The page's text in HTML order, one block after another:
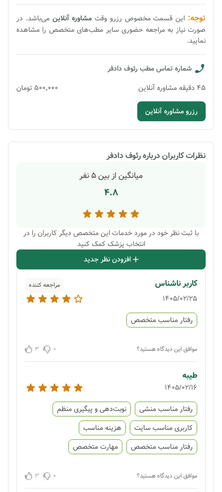
توجه: این قسمت مخصوص رزرو وقت مشاورهآنلاین می‌باشد. در
صورت نیاز به مراجعه حضوری سایر مطب‌های متخصص را مشاهده
نمایید.
شماره تماس مطب رئوف دادفر
45 دقیقهمشاوره آنلاین ۵۰۰٬۰۰۰ تومان
رزرو مشاوره آنلاین
نظرات کاربران دربارهرئوف دادفر
میانگین از بین5 نفر
4.8
با ثبت نظر خود در مورد خدمات این متخصص دیگر کاربران را در
انتخاب پزشک کمک کنید
افزودن نظر جدید
کاربر ناشناس مراجعه کننده
1405/02/25
رفتار مناسب متخصص
موافق این دیدگاه هستید؟ 0
3
طیبه
1405/02/16
رفتار مناسب منشی
نوبت‌دهی و پیگیری منظم
کاربری مناسب سایت
هزینه مناسب
رفتار مناسب متخصص
مهارت متخصص
موافق این دیدگاه هستید؟ 0
3